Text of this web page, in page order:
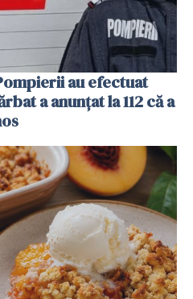
au efectuat
a anunțat la 112 că a